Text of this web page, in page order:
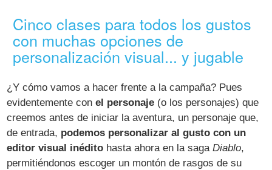
Cinco clases para todos los gustos
con muchas opciones de
personalización visual... y jugable
¿Y cómo vamos a hacer frente a la campaña? Pues
evidentemente conel personaje (o los personajes) que
creemos antes de iniciar la aventura, un personaje que,
de entrada, podemos personalizar al gusto con un
editor visual inédito hasta ahora en la sagaDiablo,
permitiéndonos escoger un montón de rasgos de su